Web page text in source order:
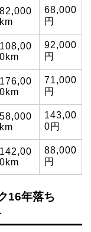
82,000
km
68,000
円
108,00
0km
92,000
円
176,00
0km
71,000
円
58,000
km
143,00
0円
142,00
0km
88,000
円
16年落ち